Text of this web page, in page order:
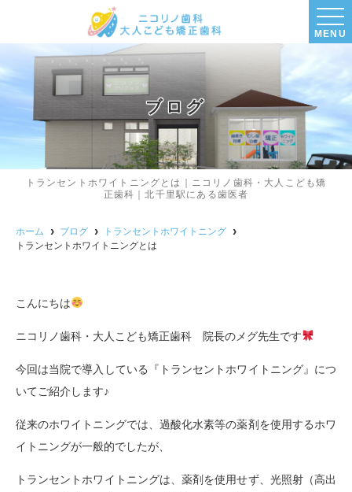
MENU
ブログ
トランセントホワイトニングとは｜ニコリノ歯科・大人こども矯
正歯科｜北千里駅にある歯医者
ホーム ブログ
トランセントホワイトニング
トランセントホワイトニングとは
こんにちは
ニコリノ歯科・大人こども矯正歯科 院長のメグ先生です
今回は当院で導入している『トランセントホワイトニング』につ
いてご紹介します♪
従来のホワイトニングでは、過酸化水素等の薬剤を使用するホワ
イトニングが一般的でしたが、
トランセントホワイトニングは、薬剤を使用せず、光照射（高出